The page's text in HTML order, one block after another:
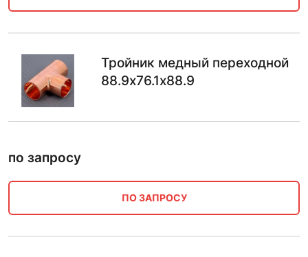
Тройник медный переходной
88.9х76.1х88.9
по запросу
ПО ЗАПРОСУ